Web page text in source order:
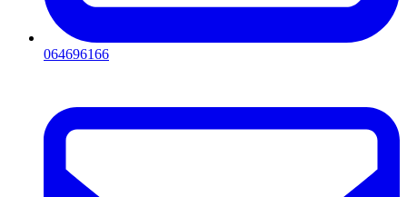
064696166